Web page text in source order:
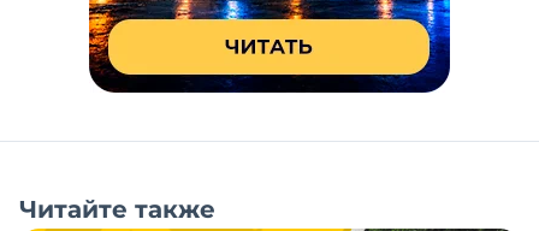
Читайте также